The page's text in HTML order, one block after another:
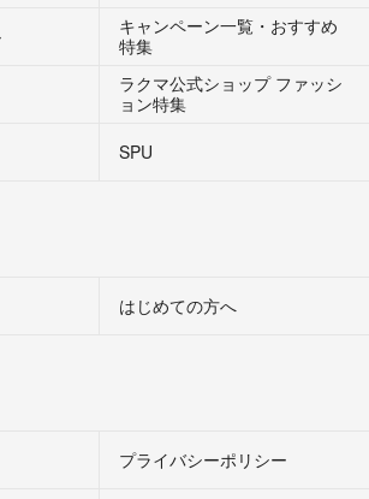
キャンペーン一覧・おすすめ
特集
ラクマ公式ショップ ファッシ
ョン特集
SPU
はじめての方へ
プライバシーポリシー